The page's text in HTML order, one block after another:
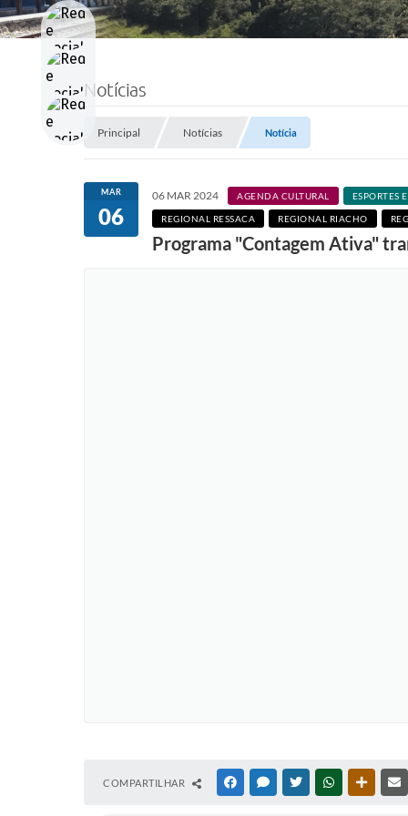
Notícias
Principal Notícias Notícia
MAR
06
06 MAR 2024 AGENDA CULTURAL ESPORTES
REGIONAL RESSACA REGIONAL RIACHO
Programa "Contagem Ativa"
COMPARTILHAR FACEBOOKMESSENGER
TWITTERWHATSAPP